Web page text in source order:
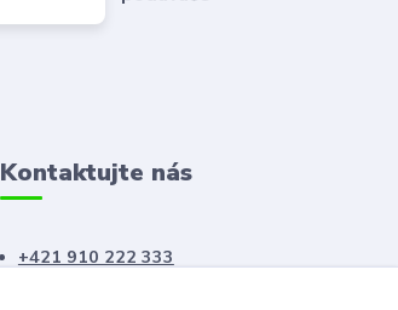
Kontaktujte nás
+421 910 222 333